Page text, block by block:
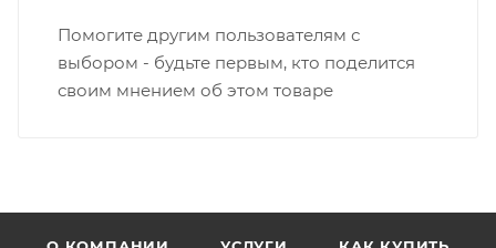
индивидуальном порядке.
В случае непредвиденных обстоятельств,
Помогите другим пользователям с
выбором - будьте первым, кто поделится
своим мнением об этом товаре